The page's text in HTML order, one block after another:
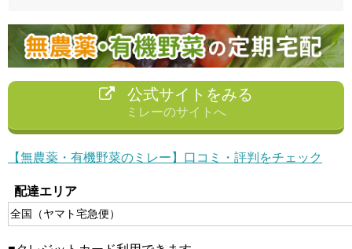
公式サイトをみる
ミレーのサイトへ
【無農薬・有機野菜のミレー】口コミ・評判をチェック
配達エリア
全国（ヤマト宅急便）